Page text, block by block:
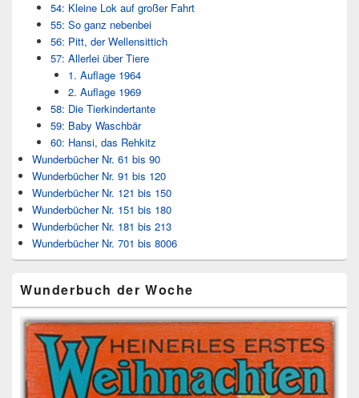
54: Kleine Lok auf großer Fahrt
55: So ganz nebenbei
56: Pitt, der Wellensittich
57: Allerlei über Tiere
1. Auflage 1964
2. Auflage 1969
58: Die Tierkindertante
59: Baby Waschbär
60: Hansi, das Rehkitz
Wunderbücher Nr. 61 bis 90
Wunderbücher Nr. 91 bis 120
Wunderbücher Nr. 121 bis 150
Wunderbücher Nr. 151 bis 180
Wunderbücher Nr. 181 bis 213
Wunderbücher Nr. 701 bis 8006
Wunderbuch der Woche